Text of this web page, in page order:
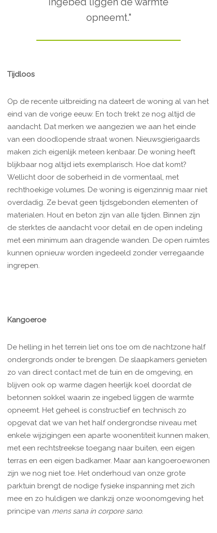
opneemt."
Tijdloos
Op de recente uitbreiding na dateert de woning al van het
eind van de vorige eeuw. En toch trekt ze nog altijd de
aandacht. Dat merken we aangezien we aan het einde
van een doodlopende straat wonen. Nieuwsgierigaards
maken zich eigenlijk meteen kenbaar. De woning heeft
blijkbaar nog altijd iets exemplarisch. Hoe dat komt?
Wellicht door de soberheid in de vormentaal, met
rechthoekige volumes. De woning is eigenzinnig maar niet
overdadig. Ze bevat geen tijdsgebonden elementen of
materialen. Hout en beton zijn van alle tijden. Binnen zijn
de sterktes de aandacht voor detail en de open indeling
met een minimum aan dragende wanden. De open ruimtes
kunnen opnieuw worden ingedeeld zonder verregaande
ingrepen.
Kangoeroe
De helling in het terrein liet ons toe om de nachtzone half
ondergronds onder te brengen. De slaapkamers genieten
zo van direct contact met de tuin en de omgeving, en
blijven ook op warme dagen heerlijk koel doordat de
betonnen sokkel waarin ze ingebed liggen de warmte
opneemt. Het geheel is constructief en technisch zo
opgevat dat we van het half ondergrondse niveau met
enkele wijzigingen een aparte woonentiteit kunnen maken,
met een rechtstreekse toegang naar buiten, een eigen
terras en een eigen badkamer. Maar aan kangoeroewonen
zijn we nog niet toe. Het onderhoud van onze grote
parktuin brengt de nodige fysieke inspanning met zich
mee en zo huldigen we dankzij onze woonomgeving het
principe van mens sana in corpore sano.